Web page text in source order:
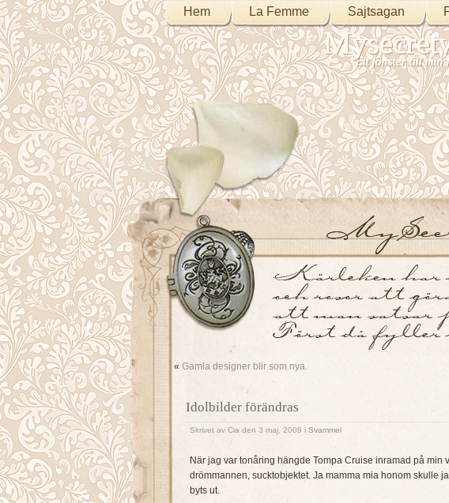
Hem La Femme Sajtsagan
Ett fönster till min
« Gamla designer blir som nya.
Idolbilder förändras
Skrivet av Cia den 3 maj, 2008 i Svammel
När jag var tonåring hängde Tompa Cruise inramad på min
drömmannen, sucktobjektet. Ja mamma mia honom skulle
byts ut.